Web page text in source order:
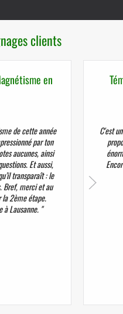
clients
en
de cette année
par ton
aucunes, ainsi
Et aussi,
transparaît : le
Bref, merci et au
2ème étape.
à Lausanne. "
C'est